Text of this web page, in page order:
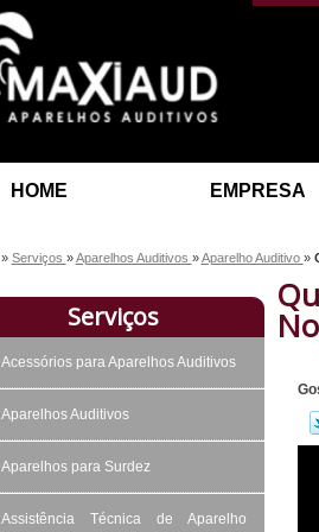
HOME EMPRESA
» Serviços »Aparelhos Auditivos »Aparelho Auditivo »
Serviços
Acessórios para Aparelhos Auditivos
Aparelhos Auditivos
Aparelhos para Surdez
Assistência Técnica de Aparelho